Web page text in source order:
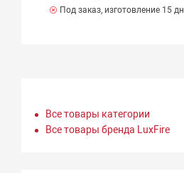
Под заказ, изготовление 15 дн.
Все товары категории
Все товары бренда LuxFire